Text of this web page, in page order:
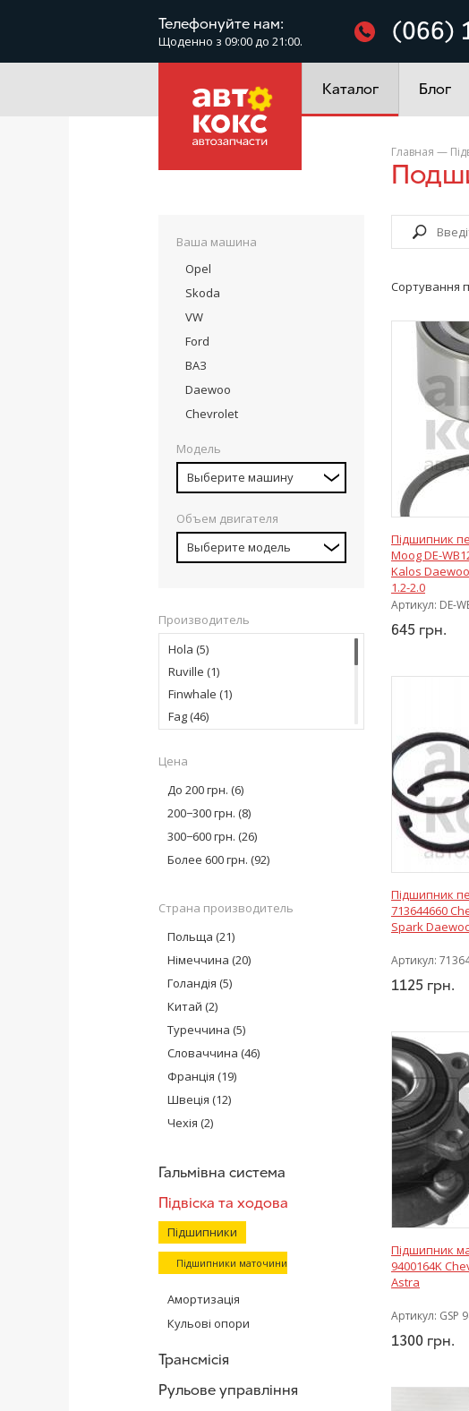
Телефонуйте нам:
Щоденно з 09:00 до 21:00. (066)
Каталог
Електроустаткування
Блог
Ваша машина
Opel
Skoda
VW
Ford
ВАЗ
Daewoo
Chevrolet
Модель
Выберите машину
Объем двигателя
Выберите модель
Производитель
Hola (5)
Ruville (1)
Finwhale (1)
Fag(46)
Swag
GSP(9)
Moog(5)
CX(4)
Optimal (5)
NTN-SNR(19)
FEBI BILSTEIN
GSP Auto
Цена
До 200 грн. (6)
200−300 грн. (8)
300−600 грн. (26)
Более 600 грн. (92)
Страна производитель
Польща (21)
Німеччина (20)
Голандія (5)
Китай (2)
Туреччина (5)
Словаччина (46)
Франція (19)
Швеція (12)
Чехія (2)
Гальмівна система
Підвіска та ходова
Підшипники
Підшипники маточини
Амортизація
Кульові опори
Трансмісія
Рульове управління
Главная —
Сортування
Підшипник
Moog DE-
Kalos
1.2-2.0
Артикул: DE-
645 грн.
Підшипник
713644660
Spark
Артикул:
1125 грн.
Підшипник
9400164K
Astra
Артикул: GSP
1300 грн.